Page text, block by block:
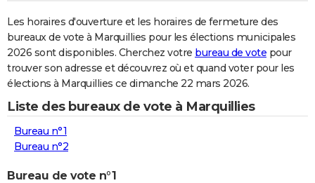
Dictionnaire
Biographies
Citations
Expressions
Proverbes
PROGRAMME TV
COPAINS D'AVANT
FORUM
Bricolage
Lifestyle
Culture
Sport
Auto
Television
Voyage
Cinema
Les horaires d'ouverture et les horaires de fermeture des
bureaux de vote à Marquillies pour les élections municipales
2026 sont disponibles. Cherchez votre bureau de vote pour
trouver son adresse et découvrez où et quand voter pour les
élections à Marquillies ce dimanche 22 mars 2026.
Liste des bureaux de vote à Marquillies
Bureau n°1
Bureau n°2
Bureau de vote n°1